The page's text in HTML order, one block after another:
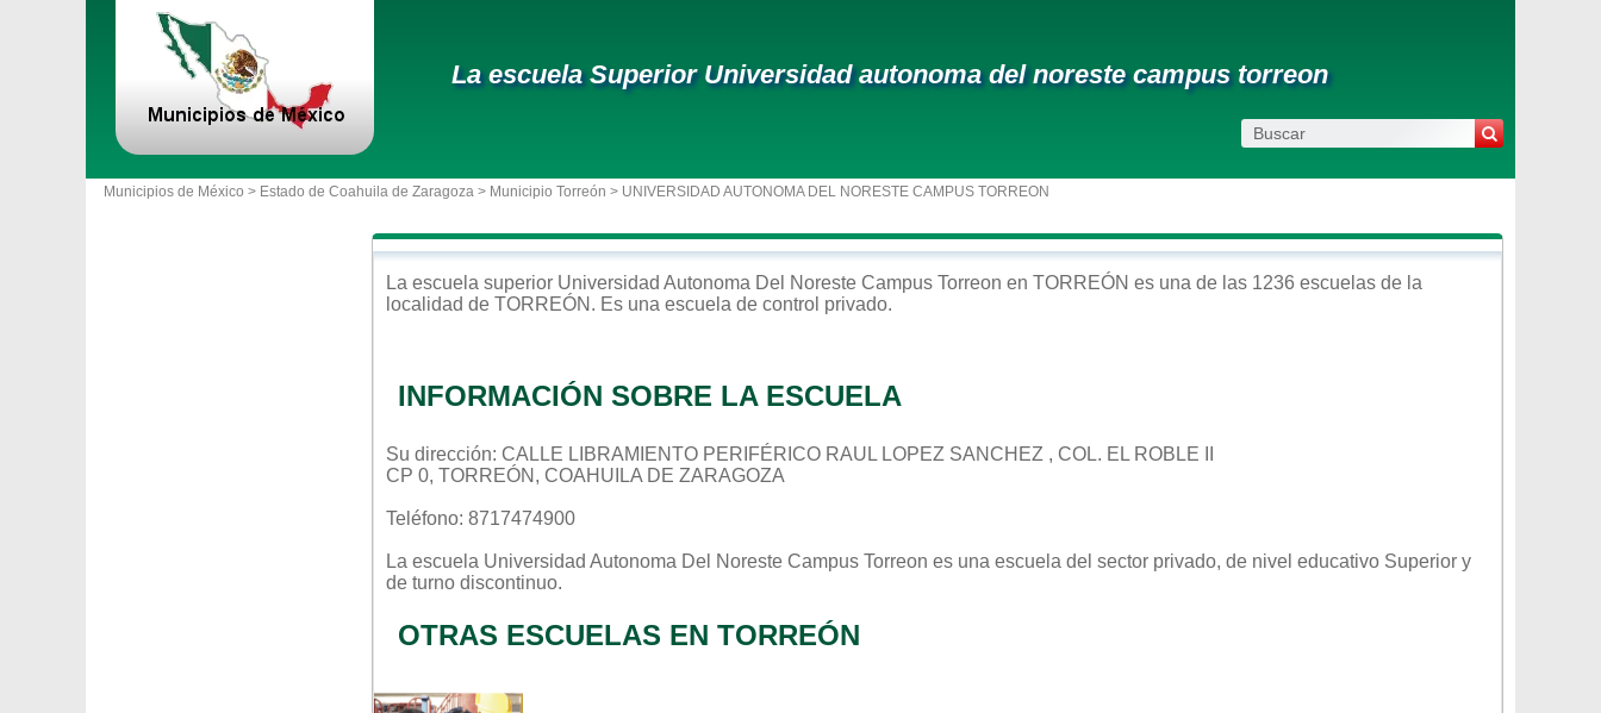
La escuela Superior Universidad autonoma del noreste campus torreon
Municipios de México > Estado de Coahuila de Zaragoza > Municipio Torreón > UNIVERSIDAD AUTONOMA DEL NORESTE CAMPUS TORREON
La escuela superior Universidad Autonoma Del Noreste Campus Torreon en TORREÓN es una de las 1236 escuelas de la
localidad de TORREÓN . Es una escuela de control privado.
INFORMACIÓN SOBRE LA ESCUELA
Su dirección: CALLE LIBRAMIENTO PERIFÉRICO RAUL LOPEZ SANCHEZ , COL. EL ROBLE II
CP 0, TORREÓN, COAHUILA DE ZARAGOZA
Teléfono: 8717474900
La escuela Universidad Autonoma Del Noreste Campus Torreon es una escuela del sector privado, de nivel educativo Superior y
de turno discontinuo.
OTRAS ESCUELAS EN TORREÓN